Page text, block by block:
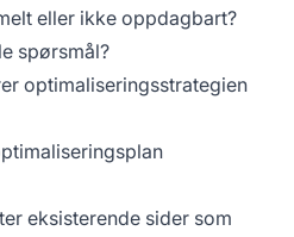
eller ikke oppdagbart?
spørsmål?
optimaliseringsstrategien
eksisterende sider som